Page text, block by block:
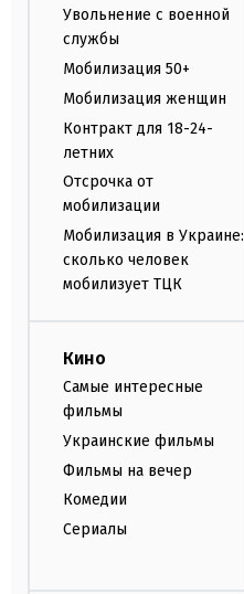
Увольнение с военной
службы
Мобилизация 50+
Мобилизация женщин
Контракт для 18-24-
летних
Отсрочка от
мобилизации
Мобилизация в Украине:
сколько человек
мобилизует ТЦК
Кино
Самые интересные
фильмы
Украинские фильмы
Фильмы на вечер
Комедии
Сериалы